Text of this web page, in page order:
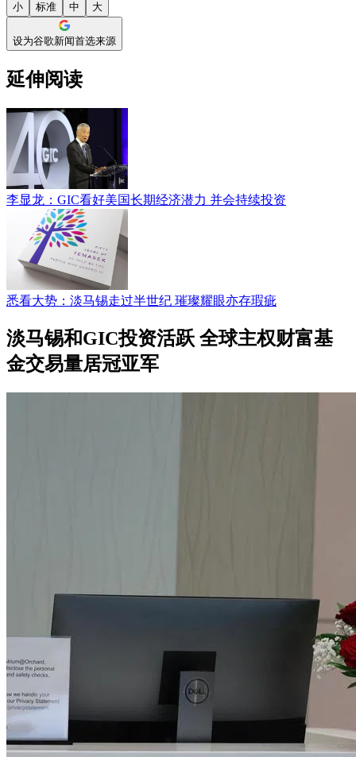
小 标准 中 大
设为谷歌新闻首选来源
延伸阅读
李显龙：GIC看好美国长期经济潜力 并会持续投资
悉看大势：淡马锡走过半世纪 璀璨耀眼亦存瑕疵
淡马锡和GIC投资活跃 全球主权财富基
金交易量居冠亚军